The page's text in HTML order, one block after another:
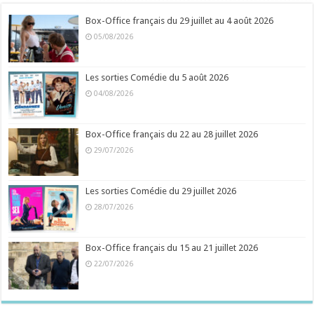
Box-Office français du 29 juillet au 4 août 2026
05/08/2026
Les sorties Comédie du 5 août 2026
04/08/2026
Box-Office français du 22 au 28 juillet 2026
29/07/2026
Les sorties Comédie du 29 juillet 2026
28/07/2026
Box-Office français du 15 au 21 juillet 2026
22/07/2026